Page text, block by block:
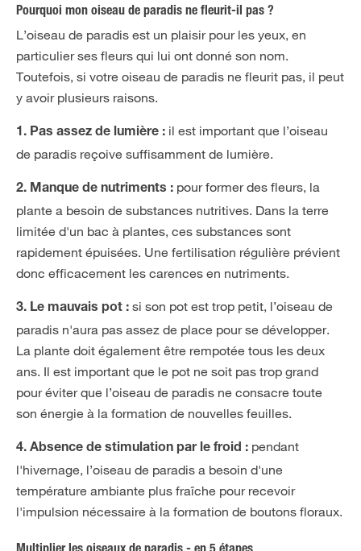
Pourquoi mon oiseau de paradis ne fleurit-il pas ?
L’oiseau de paradis est un plaisir pour les yeux, en
particulier ses fleurs qui lui ont donné son nom.
Toutefois, si votre oiseau de paradis ne fleurit pas, il peut
y avoir plusieurs raisons.
1. Pas assez de lumière : il est important que l’oiseau
de paradis reçoive suffisamment de lumière.
2. Manque de nutriments : pour former des fleurs, la
plante a besoin de substances nutritives. Dans la terre
limitée d'un bac à plantes, ces substances sont
rapidement épuisées. Une fertilisation régulière prévient
donc efficacement les carences en nutriments.
3. Le mauvais pot : si son pot est trop petit, l’oiseau de
paradis n'aura pas assez de place pour se développer.
La plante doit également être rempotée tous les deux
ans. Il est important que le pot ne soit pas trop grand
pour éviter que l’oiseau de paradis ne consacre toute
son énergie à la formation de nouvelles feuilles.
4. Absence de stimulation par le froid : pendant
l'hivernage, l’oiseau de paradis a besoin d'une
température ambiante plus fraîche pour recevoir
l'impulsion nécessaire à la formation de boutons floraux.